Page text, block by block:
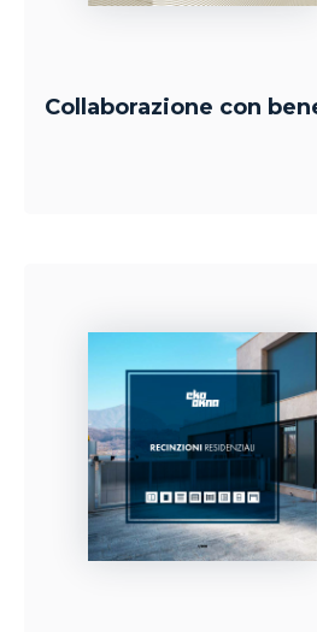
Collaborazione con